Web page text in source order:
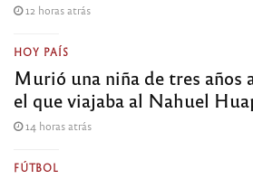
12 horas atrás
HOY PAÍS
Murió una niña de tres años
el que viajaba al Nahuel
14 horas atrás
FÚTBOL